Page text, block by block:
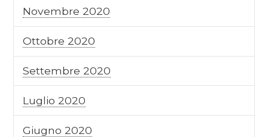
Novembre 2020
Ottobre 2020
Settembre 2020
Luglio 2020
Giugno 2020